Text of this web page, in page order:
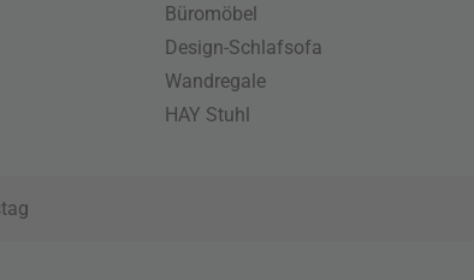
Büromöbel
Design-Schlafsofa
Wandregale
HAY Stuhl